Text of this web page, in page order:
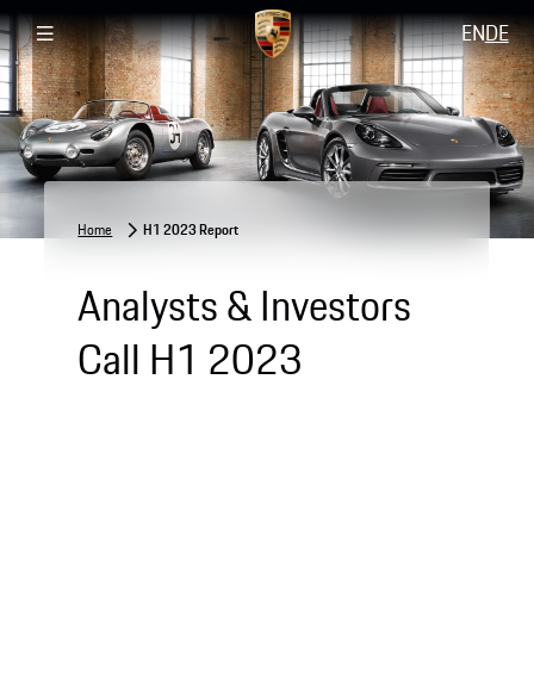
ENDE
Home H1 2023 Report
Analysts & Investors
Call H1 2023